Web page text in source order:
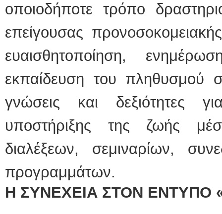
οποιοδήποτε τρόπο
επείγουσας
ευαισθητοποίηση,
εκπαίδευση του πληθυσμού
γνώσεις και δεξιότητες
υποστήριξης της ζωής
διαλέξεων, σεμιναρίων,
προγραμμάτων.
Η ΣΥΝΕΧΕΙΑ ΣΤΟΝ ΕΝΤΥΠΟ